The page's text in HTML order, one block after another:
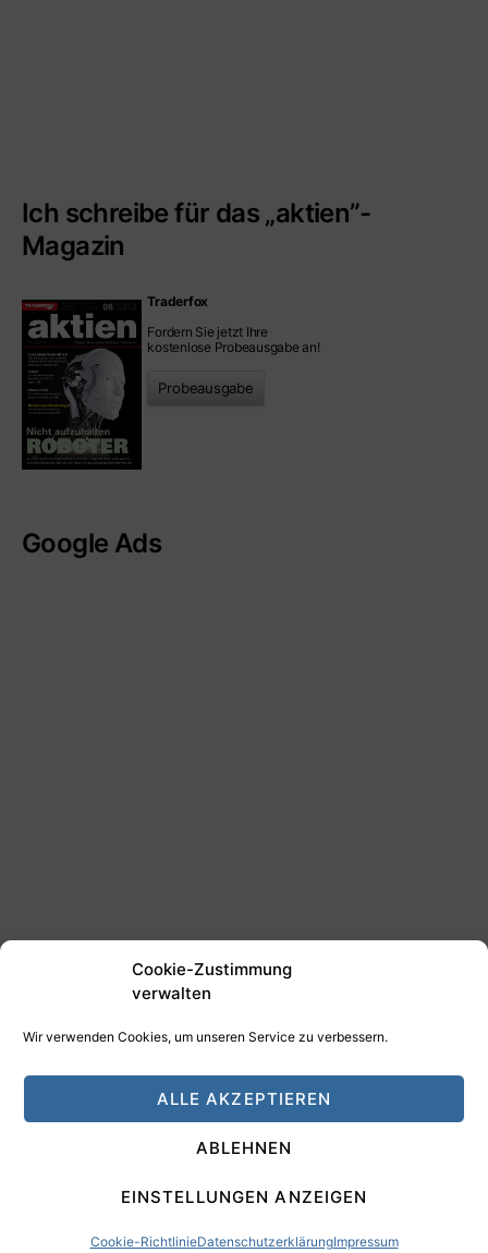
Cookie-Zustimmung
verwalten
Wir verwenden Cookies, um unseren Service zu verbessern.
ALLE AKZEPTIEREN
ABLEHNEN
EINSTELLUNGEN ANZEIGEN
Cookie-RichtlinieDatenschutzerklärungImpressum
Ich schreibe für das „aktien”-
Magazin
Traderfox
Fordern Sie jetzt Ihre
kostenlose Probeausgabe an!
Probeausgabe
Google Ads
HAMANN DESIGN - Digitale Medien
Impressum Datenschutz